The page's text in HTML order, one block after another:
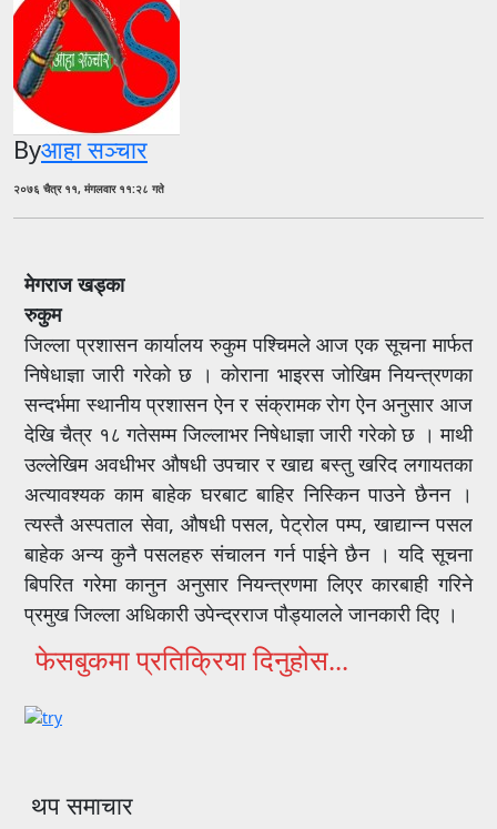
Byआहा सञ्चार
२०७६ चैत्र ११, मंगलवार ११:२८ गते
मेगराज खड्का
रुकुम
जिल्ला प्रशासन कार्यालय रुकुम पश्चिमले आज एक सूचना मार्फत
निषेधाज्ञा जारी गरेको छ । कोराना भाइरस जोखिम नियन्त्रणका
सन्दर्भमा स्थानीय प्रशासन ऐन र संक्रामक रोग ऐन अनुसार आज
देखि चैत्र १८ गतेसम्म जिल्लाभर निषेधाज्ञा जारी गरेको छ । माथी
उल्लेखिम अवधीभर औषधी उपचार र खाद्य बस्तु खरिद लगायतका
अत्यावश्यक काम बाहेक घरबाट बाहिर निस्किन पाउने छैनन ।
त्यस्तै अस्पताल सेवा, औषधी पसल, पेट्रोल पम्प, खाद्यान्न पसल
बाहेक अन्य कुनै पसलहरु संचालन गर्न पाईने छैन । यदि सूचना
बिपरित गरेमा कानुन अनुसार नियन्त्रणमा लिएर कारबाही गरिने
प्रमुख जिल्ला अधिकारी उपेन्द्रराज पौड्यालले जानकारी दिए ।
फेसबुकमा प्रतिक्रिया दिनुहोस...
थप समाचार